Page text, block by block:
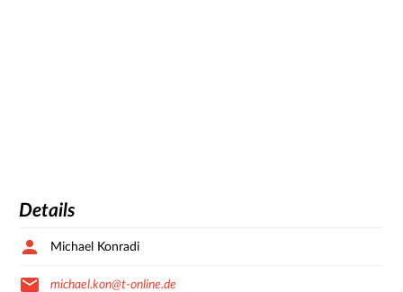
Details
Michael Konradi
michael.kon@t-online.de